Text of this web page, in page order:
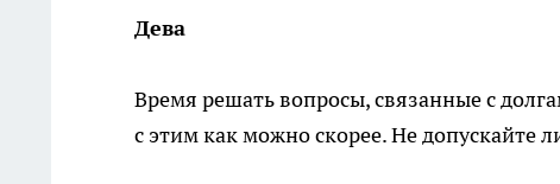
Дева
Время решать вопросы, связанные с
с этим как можно скорее. Не допускайте